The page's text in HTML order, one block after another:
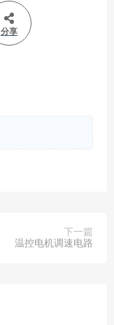
分享
下一篇
温控电机调速电路